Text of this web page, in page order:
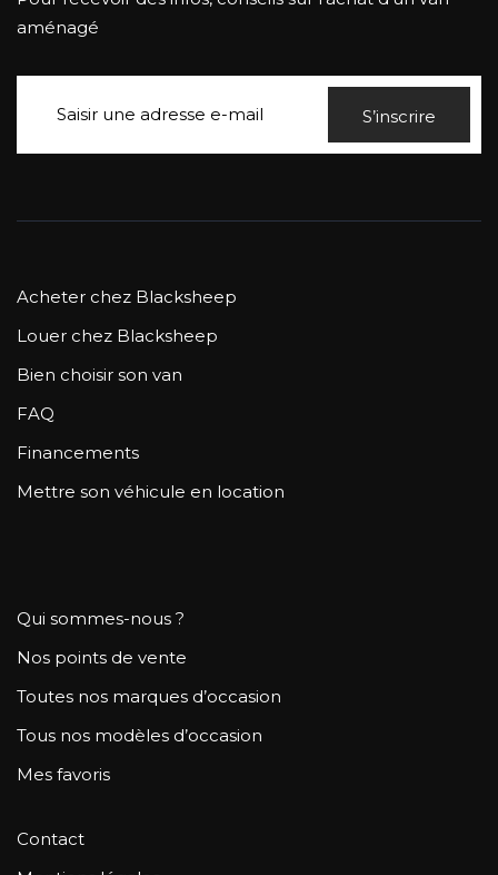
aménagé
S’inscrire
Acheter chez Blacksheep
Louer chez Blacksheep
Bien choisir son van
FAQ
Financements
Mettre son véhicule en location
Qui sommes-nous ?
Nos points de vente
Toutes nos marques d’occasion
Tous nos modèles d’occasion
Mes favoris
Contact